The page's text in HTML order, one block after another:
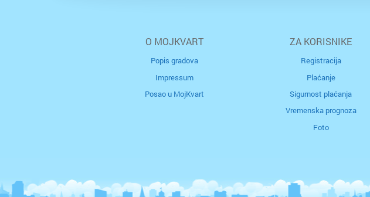
O MOJKVART
Popis gradova
Impressum
Posao u MojKvart
ZA KORISNIKE
Registracija
Plaćanje
Sigurnost plaćanja
Vremenska prognoza
Foto